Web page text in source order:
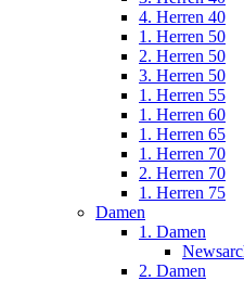
4. Herren 40
1. Herren 50
2. Herren 50
3. Herren 50
1. Herren 55
1. Herren 60
1. Herren 65
1. Herren 70
2. Herren 70
1. Herren 75
Damen
1. Damen
2. Damen